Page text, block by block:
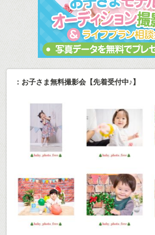
：お子さま無料撮影会【先着受付中♪】